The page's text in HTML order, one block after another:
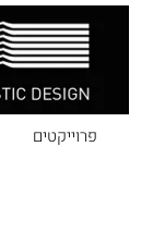
פרוייקטים